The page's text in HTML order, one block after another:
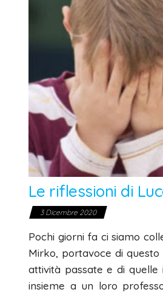
Le riflessioni di
3 Dicembre 2020
Pochi giorni fa ci siamo
Mirko, portavoce di
attività passate e di quelle
insieme a un loro